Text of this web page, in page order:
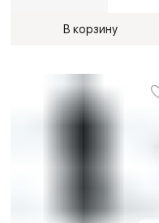
В корзину